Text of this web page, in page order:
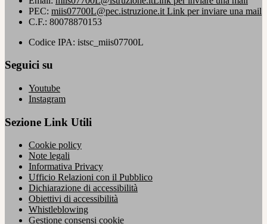
PEC: miis07700L@pec.istruzione.it Link per inviare una mail
C.F.: 80078870153
Codice IPA: istsc_miis07700L
Seguici su
Youtube
Instagram
Sezione Link Utili
Cookie policy
Note legali
Informativa Privacy
Ufficio Relazioni con il Pubblico
Dichiarazione di accessibilità
Obiettivi di accessibilità
Whistleblowing
Gestione consensi cookie